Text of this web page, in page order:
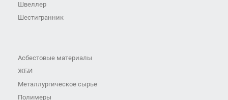
Швеллер
Шестигранник
Асбестовые материалы
ЖБИ
Металлургическое сырье
Полимеры